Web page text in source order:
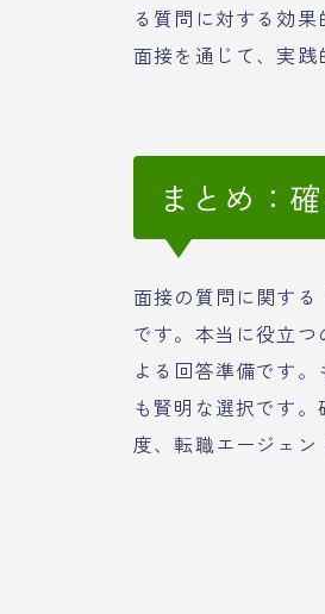
る質問に対する効
面接を通じて、実践
まとめ：
面接の質問に関す
です。本当に役立
よる回答準備です
も賢明な選択です
度、転職エージェン